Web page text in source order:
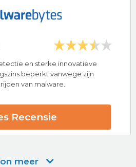
en sterke innovatieve
beperkt vanwege zijn
van malware.
Recensie
meer